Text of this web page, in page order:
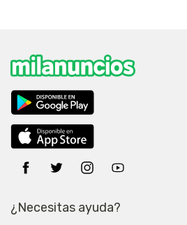
¿Necesitas ayuda?